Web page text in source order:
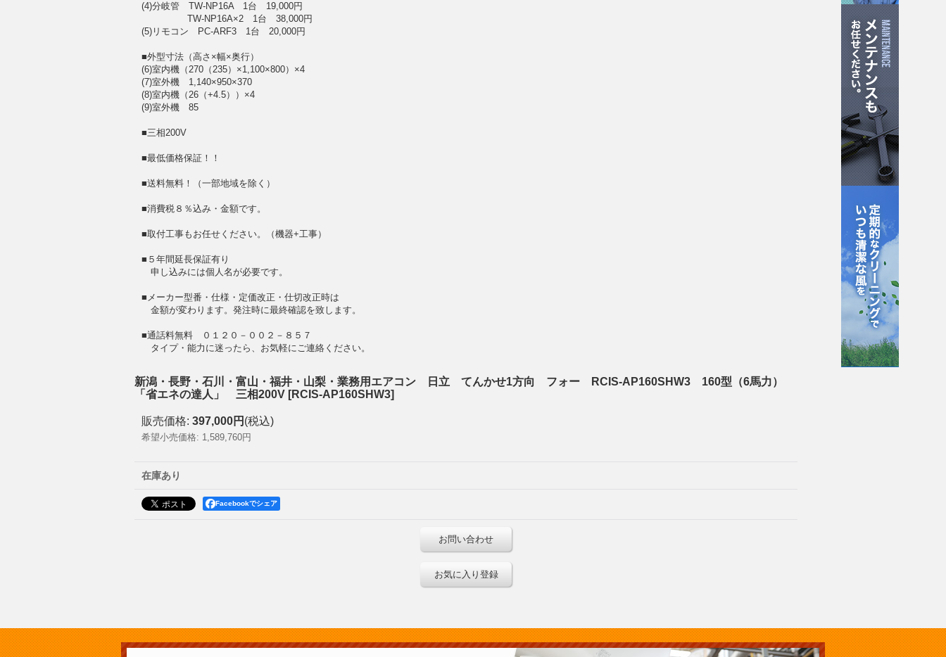
(4)分岐管 TW-NP16A 1台 19,000円
TW-NP16A×2 1台 38,000円
(5)リモコン PC-ARF3 1台 20,000円
■外型寸法（高さ×幅×奥行）
(6)室内機（270（235）×1,100×800）×4
(7)室外機 1,140×950×370
(8)室内機（26（+4.5））×4
(9)室外機 85
■三相200V
■最低価格保証！！
■送料無料！（一部地域を除く）
■消費税８％込み・金額です。
■取付工事もお任せください。（機器+工事）
■５年間延長保証有り
申し込みには個人名が必要です。
■メーカー型番・仕様・定価改正・仕切改正時は
金額が変わります。発注時に最終確認を致します。
■通話料無料 ０１２０－００２－８５７
タイプ・能力に迷ったら、お気軽にご連絡ください。
新潟・長野・石川・富山・福井・山梨・業務用エアコン 日立 てんかせ1方向 フォー RCIS-AP160SHW3 160型（6馬力）
「省エネの達人」 三相200V [RCIS-AP160SHW3]
販売価格: 397,000円 (税込)
希望小売価格: 1,589,760円
在庫あり
Facebookでシェア
お問い合わせ
お気に入り登録